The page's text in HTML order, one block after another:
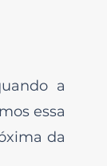
a
essa
da